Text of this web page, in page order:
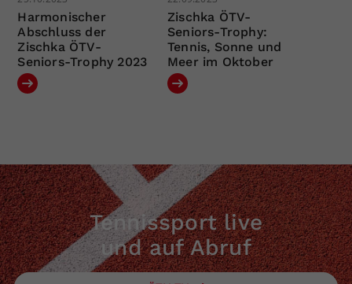
Harmonischer
Abschluss der
Zischka ÖTV-
Seniors-Trophy 2023
Zischka ÖTV-
Seniors-Trophy:
Tennis, Sonne und
Meer im Oktober
Tennissport live
und auf Abruf